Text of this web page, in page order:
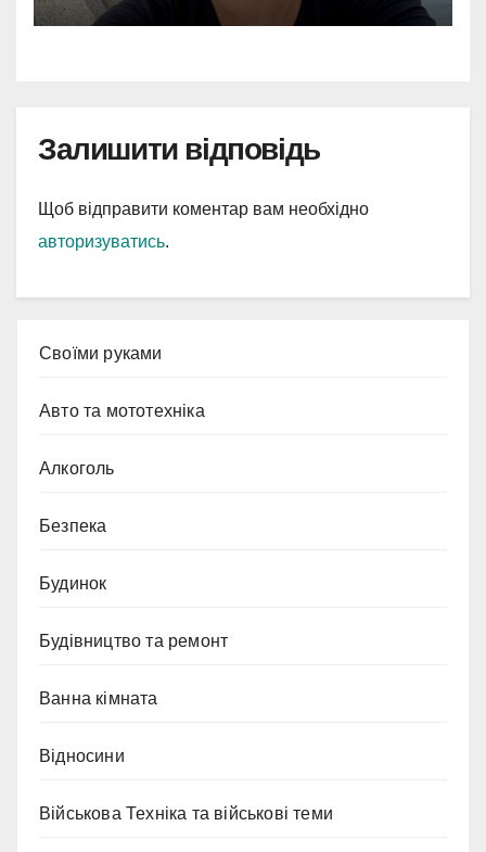
Залишити відповідь
Щоб відправити коментар вам необхідно
авторизуватись.
Cвоїми руками
Авто та мототехніка
Алкоголь
Безпека
Будинок
Будівництво та ремонт
Ванна кімната
Відносини
Військова Техніка та військові теми